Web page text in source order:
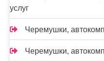
услуг
Черемушки,
Черемушки,